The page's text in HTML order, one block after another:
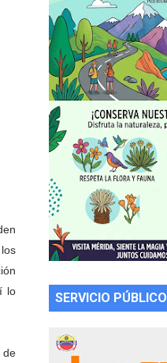
y productores
lo
de
SERVICIO PÚBLICO